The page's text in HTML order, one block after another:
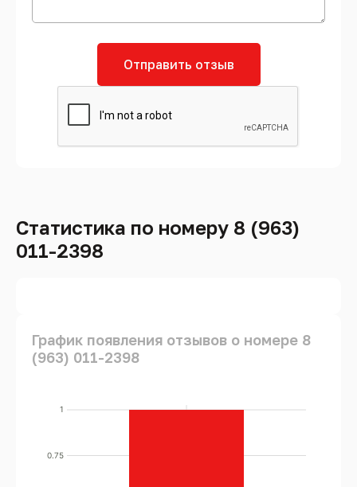
Отправить отзыв
Статистика по номеру 8 (963)
011-2398
График появления отзывов о номере 8
(963) 011-2398
0.75
1